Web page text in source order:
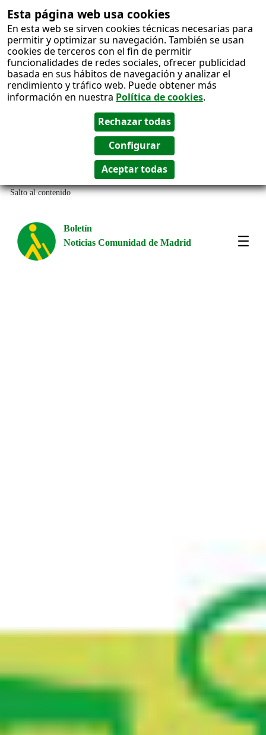
Esta página web usa cookies
En esta web se sirven cookies técnicas necesarias para
permitir y optimizar su navegación. También se usan
cookies de terceros con el fin de permitir
funcionalidades de redes sociales, ofrecer publicidad
basada en sus hábitos de navegación y analizar el
rendimiento y tráfico web. Puede obtener más
información en nuestra Política de cookies.
Salto al contenido
Boletín
Noticias Comunidad de Madrid